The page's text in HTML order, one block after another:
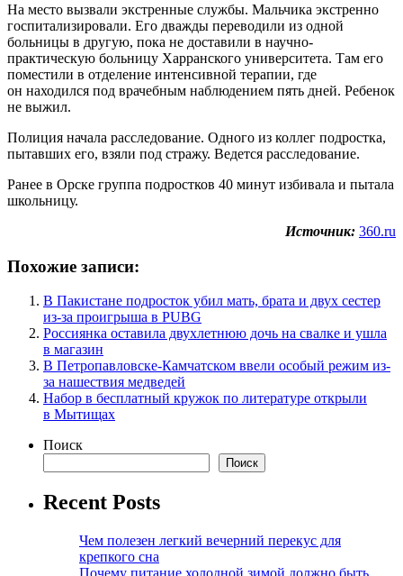
На место вызвали экстренные службы. Мальчика экстренно
госпитализировали. Его дважды переводили из одной
больницы в другую, пока не доставили в научно-
практическую больницу Харранского университета. Там его
поместили в отделение интенсивной терапии, где
он находился под врачебным наблюдением пять дней. Ребенок
не выжил.
Полиция начала расследование. Одного из коллег подростка,
пытавших его, взяли под стражу. Ведется расследование.
Ранее в Орске группа подростков 40 минут избивала и пытала
школьницу.
Источник: 360.ru
Похожие записи:
В Пакистане подросток убил мать, брата и двух сестер
из-за проигрыша в PUBG
Россиянка оставила двухлетнюю дочь на свалке и ушла
в магазин
В Петропавловске-Камчатском ввели особый режим из-
за нашествия медведей
Набор в бесплатный кружок по литературе открыли
в Мытищах
Поиск
Поиск
Recent Posts
Чем полезен легкий вечерний перекус для
крепкого сна
Почему питание холодной зимой должно быть